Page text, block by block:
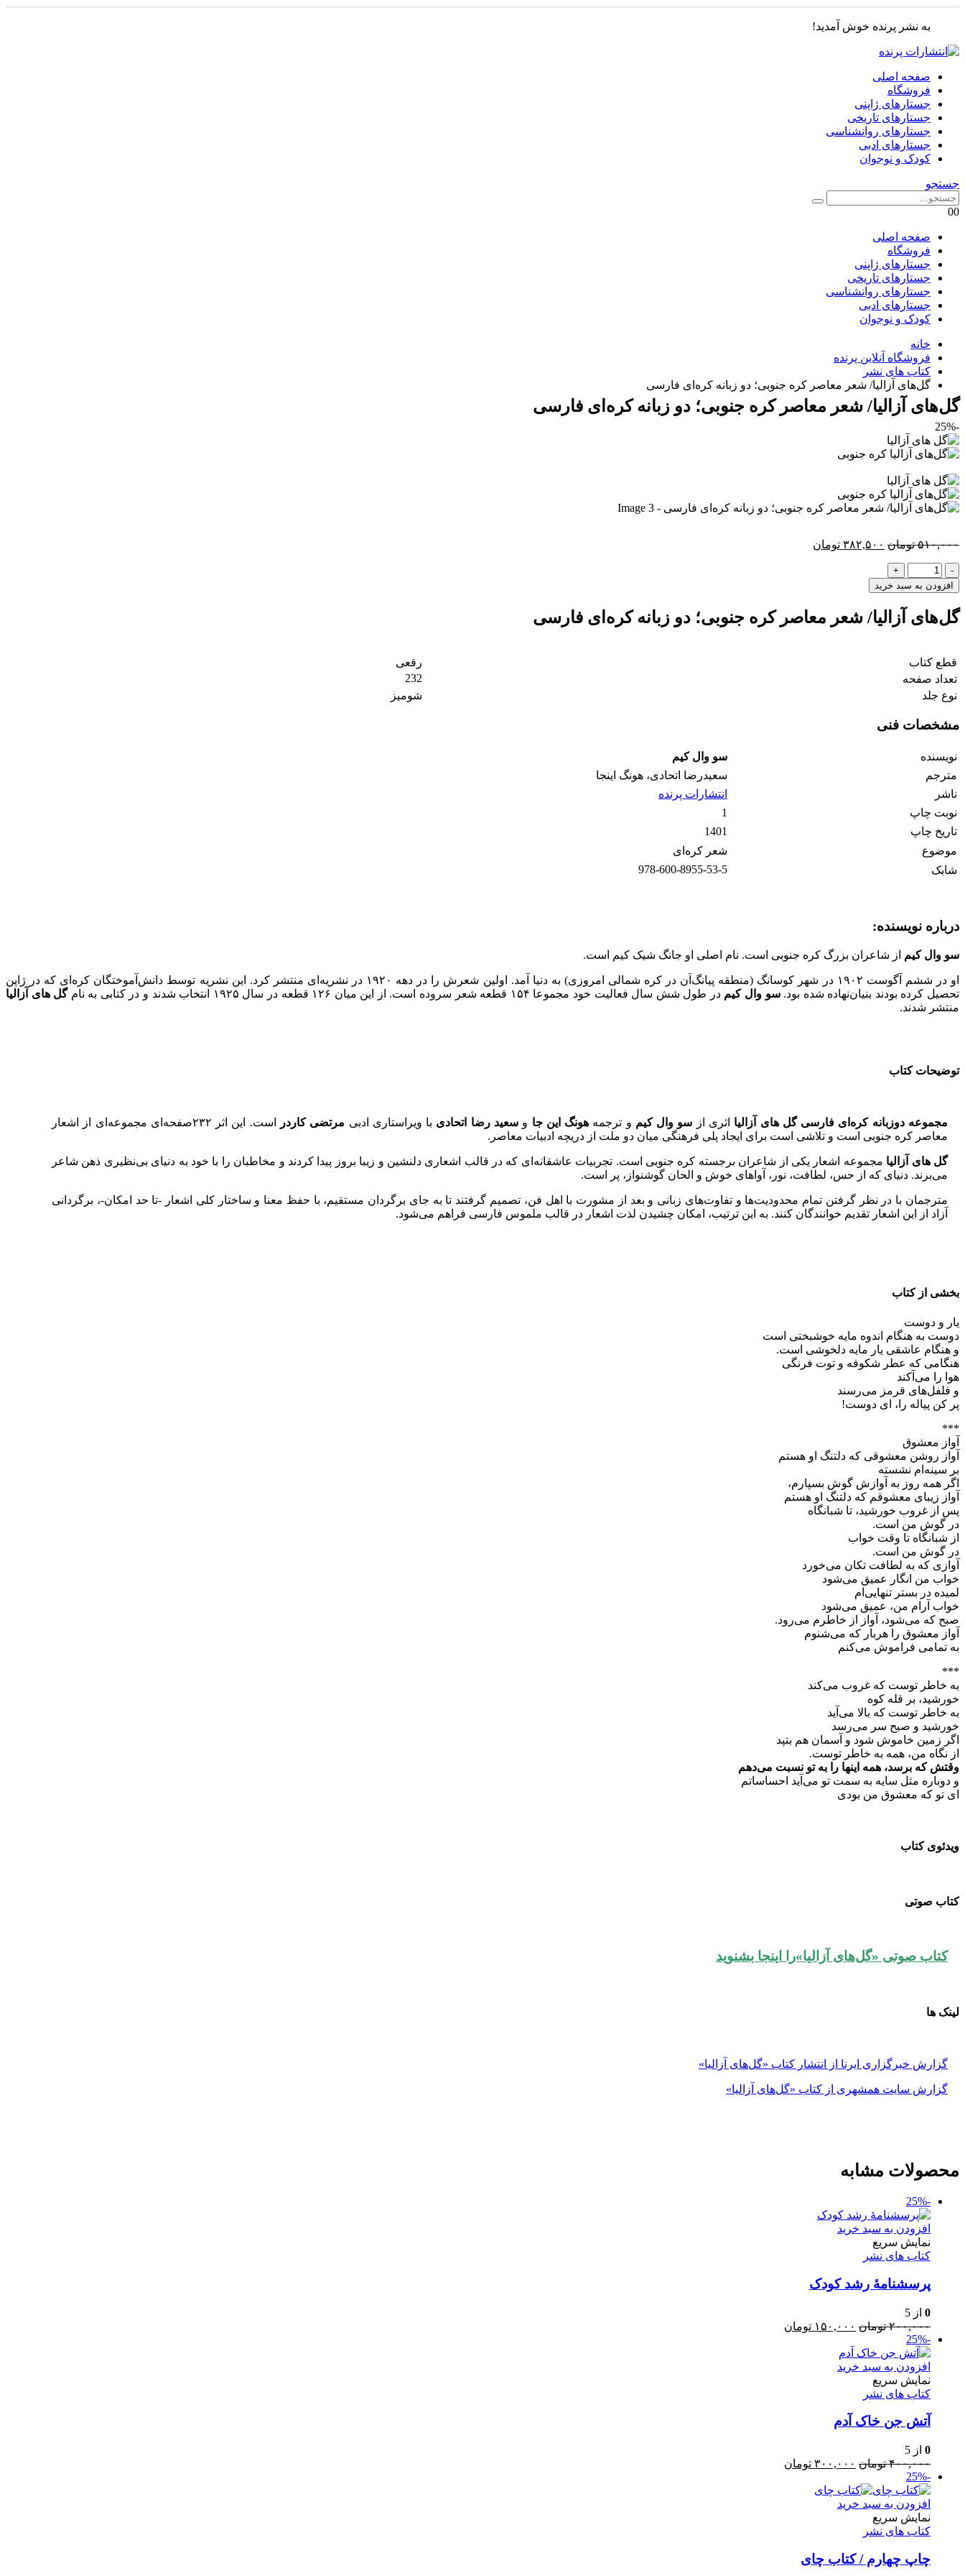
به نشر پرنده خوش آمدید!
صفحه اصلی
فروشگاه
جستارهای ژاپنی
جستارهای تاریخی
جستارهای روانشناسی
جستارهای ادبی
کودک و نوجوان
جستجو
00
صفحه اصلی
فروشگاه
جستارهای ژاپنی
جستارهای تاریخی
جستارهای روانشناسی
جستارهای ادبی
کودک و نوجوان
خانه
فروشگاه آنلاین پرنده
کتاب های نشر
گل‌‌های آزالیا/ شعر معاصر کره جنوبی؛ دو زبانه کره‌ای فارسی
گل‌‌های آزالیا/ شعر معاصر کره جنوبی؛ دو زبانه کره‌ای فارسی
-25%
۵۱۰,۰۰۰ تومان قیمت
بود.
۳۸۲,۵۰۰ تومان
-
+
افزودن به سبد خرید
گل‌‌های آزالیا/ شعر معاصر کره جنوبی؛ دو زبانه کره‌ای فارسی
قطع کتاب
رقعی
تعداد صفحه
232
نوع جلد
شومیز
مشخصات فنی
نویسنده
سو وال کیم
مترجم
سعیدرضا اتحادی، هونگ اینجا
ناشر
انتشارات پرنده
نوبت چاپ
1
تاریخ چاپ
1401
موضوع
شعر کره‌ای
شابک
978-600-8955-53-5
درباره نویسنده:
سو وال کیم از شاعران بزرگ کره جنوبی است. نام اصلی او جانگ‌ شیک کیم است.
او در ششم آگوست ۱۹۰۲ در شهر کوسانگ (منطقه پیانگ‌اَن در کره شمالی امروزی) به دنیا آمد. اولین شعرش را در دهه ۱۹۲۰ در نشریه‌ای منتشر کرد. این نشریه توسط دانش‌آموختگان کره‌ای که در ژاپن
تحصیل کرده بودند بنیان‌نهاده شده بود.سو وال کیمدر طول شش سال فعالیت خود مجموعا ۱۵۴ قطعه شعر سروده است. از این میان ۱۲۶ قطعه در سال ۱۹۲۵ انتخاب شدند و در کتابی به نام
گل های آزالیا
منتشر شدند.
توضیحات کتاب
مجموعه دوزبانه کره‌ای فارسی گل‌ های آزالیا اثری از سو وال کیم و ترجمه هونگ این جا وسعید رضا اتحادی با ویراستاری ادبی مرتضی کاردر
است. این اثر ۲۳۲صفحه‌ای مجموعه‌ای از اشعار
معاصر کره جنوبی است و تلاشی است برای ایجاد پلی فرهنگی میان دو ملت از دریچه ادبیات معاصر.
گل های آزالیا مجموعه اشعار یکی از شاعران برجسته کره جنوبی است. تجربیات عاشقانه‌ای که در قالب اشعاری دلنشین و زیبا بروز پیدا کردند و مخاطبان را با خود به دنیای بی‌نظیری ذهن شاعر
می‌برند. دنیای که از حس، لطافت، نور، آواهای خوش و الحان گوشنواز، پر است.
مترجمان با در نظر گرفتن تمام محدودیت‌ها و تفاوت‌های زبانی و بعد از مشورت با اهل فن، تصمیم گرفتند تا به جای برگردان مستقیم، با حفظ معنا و ساختار کلی اشعار -تا حد امکان-، برگردانی
آزاد از این اشعار تقدیم خوانندگان کنند. به این ترتیب، امکان چشیدن لذت اشعار در قالب ملموس فارسی فراهم می‌شود.
بخشی از کتاب
یار و دوست
دوست به هنگام اندوه مایه خوشبختی است
و هنگام عاشقی یار مایه دلخوشی است.
هنگامی که عطر شکوفه و توت فرنگی
هوا را می‌آکند
و فلفل‌های قرمز می‌رسند
پر کن پیاله را، ای دوست!
***
آواز معشوق
آواز روشن معشوقی که دلتنگ او هستم
بر سینه‌ام نشسته
اگر همه روز به آوازش گوش بسپارم،
آواز زیبای معشوقم که دلتنگ او هستم
پس از غروب خورشید، تا شبانگاه
در گوش من است.
از شبانگاه تا وقت خواب
در گوش من است.
آوازی که به لطافت تکان می‌خورد
خواب من انگار عمیق می‌شود
لمیده در بستر تنهایی‌ام
خواب آرام من، عمیق می‌شود
صبح که می‌شود، آواز از خاطرم می‌رود.
آواز معشوق را هربار که می‌شنوم
به تمامی فراموش می‌کنم
***
به خاطر توست که غروب می‌کند
خورشید، بر قله کوه
به خاطر توست که بالا می‌آید
خورشید و صبح سر می‌رسد
اگر زمین خاموش شود و آسمان هم بتپد
از نگاه من، همه به خاطر توست.
وقتش که برسد، همه اینها را به تو نسبت می‌دهم
و دوباره مثل سایه به سمت تو می‌آید احساساتم
ای تو که معشوق من بودی
ویدئوی کتاب
کتاب صوتی
کتاب صوتی «گل‌های آزالیا»را اینجا بشنوید
لینک ها
گزارش خبرگزاری ایرنا از انتشار کتاب «گل‌های آزالیا»
گزارش سایت همشهری از کتاب «گل‌های آزالیا»
محصولات مشابه
-25%
افزودن به سبد خرید
نمایش سریع
کتاب های نشر
پرسشنامۀ رشد کودک
0 از 5
۲۰۰,۰۰۰ تومان قیمت
بود.
۱۵۰,۰۰۰ تومان
-25%
افزودن به سبد خرید
نمایش سریع
کتاب های نشر
آتش جن خاک آدم
0 از 5
۴۰۰,۰۰۰ تومان قیمت
بود.
۳۰۰,۰۰۰ تومان
-25%
افزودن به سبد خرید
نمایش سریع
کتاب های نشر
چاپ چهارم / کتاب چای